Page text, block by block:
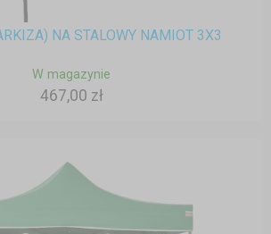
NA STALOWY NAMIOT 3X3
W magazynie
467,00 zł